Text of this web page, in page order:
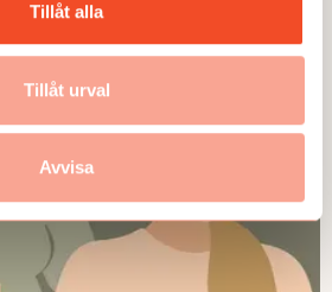
Tillåt alla
Tillåt urval
Avvisa